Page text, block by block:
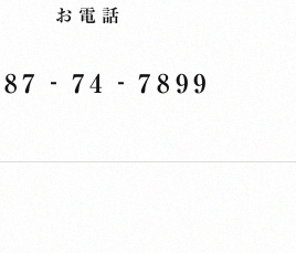
お電話